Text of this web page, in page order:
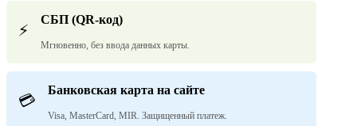
⚡
СБП (QR-код)
Мгновенно, без ввода данных карты.
💳
Банковская карта на сайте
Visa, MasterCard, MIR. Защищенный платеж.